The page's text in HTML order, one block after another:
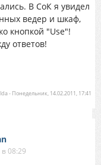
В СоК я увидел
ведер и шкаф,
кнопкой "Use"!
ответов!
- Понедельник, 14.02.2011, 17:41
08:29